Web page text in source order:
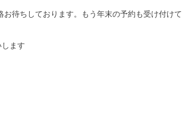
待ちしております。もう年末の予約も受け付けて
ます